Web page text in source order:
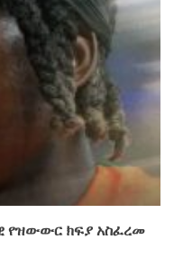
የዝውውር ክፍያ አስፈረመ